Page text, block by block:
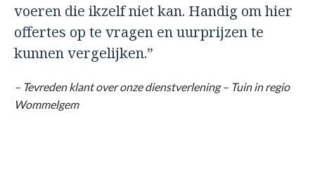
voeren die ikzelf niet kan. Handig om hier
offertes op te vragen en uurprijzen te
kunnen vergelijken.”
– Tevreden klant over onze dienstverlening – Tuin in regio
Wommelgem